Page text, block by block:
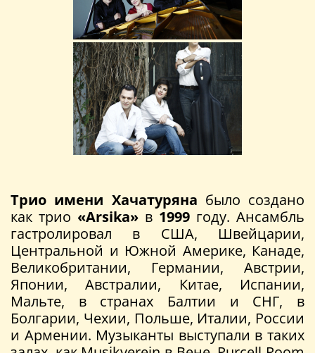
Трио имени Хачатуряна было создано
как трио «Arsika» в 1999 году. Ансамбль
гастролировал в США, Швейцарии,
Центральной и Южной Америке, Канаде,
Великобритании, Германии, Австрии,
Японии, Австралии, Китае, Испании,
Мальте, в странах Балтии и СНГ, в
Болгарии, Чехии, Польше, Италии, России
и Армении. Музыканты выступали в таких